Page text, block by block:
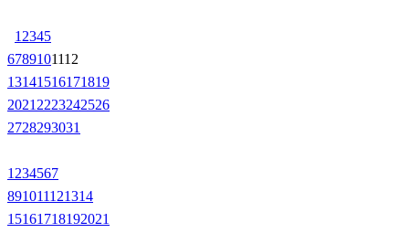
1 2345
6789101112
13141516171819
2021 2223242526
2728293031
1 234567
891011121314
15161718192021